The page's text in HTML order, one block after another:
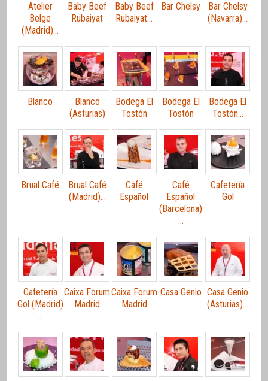
Atelier
Belge
(Madrid)…
Baby Beef
Rubaiyat
Baby Beef
Rubaiyat…
Bar Chelsy
Bar Chelsy
(Navarra)…
Blanco
Blanco
(Asturias)
Bodega El
Tostón
Bodega El
Tostón
Bodega El
Tostón…
Brual Café
Brual Café
(Madrid)…
Café
Español
Café
Español
(Barcelona)
…
Cafetería
Gol
Cafetería
Gol (Madrid)
…
Caixa Forum
Madrid
Caixa Forum
Madrid
Casa Genio Casa Genio
(Asturias)…